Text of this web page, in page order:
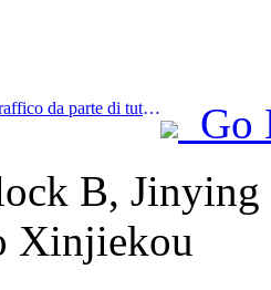
Prev:La deviazione del traffico da parte di tutti i media aiuta i vecchi negozi a ringiovanire e crea un nuovo modello di 'zero ramp-up'
Go
B, Jinying
Xinjiekou